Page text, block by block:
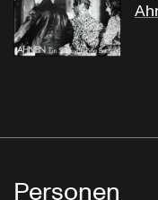
Personen